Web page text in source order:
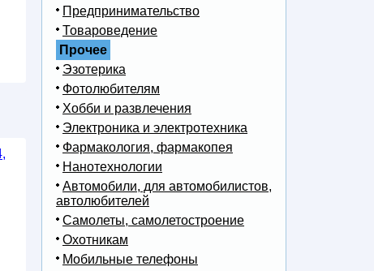
Предпринимательство
Товароведение
Прочее
Эзотерика
Фотолюбителям
Хобби и развлечения
Электроника и электротехника
Фармакология, фармакопея
Нанотехнологии
Автомобили, для автомобилистов,
автолюбителей
Самолеты, самолетостроение
Охотникам
Мобильные телефоны